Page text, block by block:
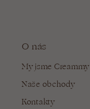
O nás
My jsme Creammy
Naše obchody
Kontakty